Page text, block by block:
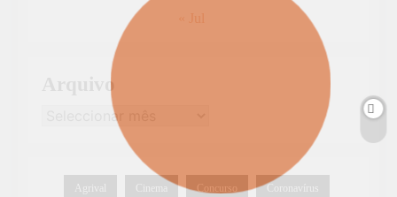
« Jul
Arquivo
Agrival Cinema Concurso Coronavírus